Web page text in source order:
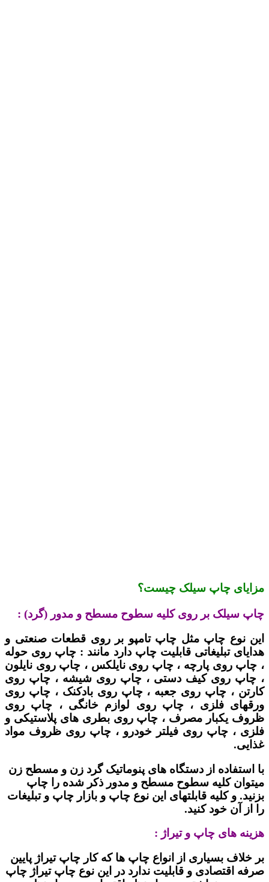
مزایای چاپ سیلک چیست؟
چاپ سیلک بر روی کلیه سطوح مسطح و مدور (گرد) :
این نوع چاپ مثل چاپ تامپو بر روی قطعات صنعتی و
هدایای تبلیغاتی قابلیت چاپ دارد مانند : چاپ روی حوله
، چاپ روی پارچه ، چاپ روی نایلکس ، چاپ روی نایلون
، چاپ روی کیف دستی ، چاپ روی شیشه ، چاپ روی
کارتن ، چاپ روی جعبه ، چاپ روی بادکنک ، چاپ روی
ورقهای فلزی ، چاپ روی لوازم خانگی ، چاپ روی
ظروف یکبار مصرف ، چاپ روی بطری های پلاستیکی و
فلزی ، چاپ روی فیلتر خودرو ، چاپ روی ظروف مواد
غذایی.
با استفاده از دستگاه های پنوماتیک گرد زن و مسطح زن
میتوان کلیه سطوح مسطح و مدور ذکر شده را چاپ
بزنید. و کلیه قابلتهای این نوع چاپ و بازار چاپ و تبلیغات
را از آن خود کنید.
هزینه های چاپ و تیراژ :
بر خلاف بسیاری از انواع چاپ ها که کار چاپ تیراژ پایین
صرفه اقتصادی و قابلیت ندارد در این نوع چاپ تیراژ چاپ